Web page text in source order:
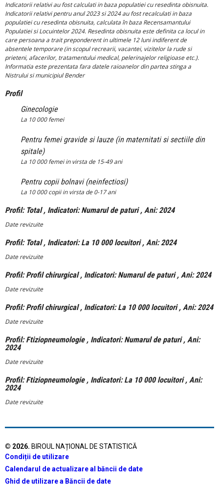
Indicatorii relativi au fost calculati in baza populatiei cu resedinta obisnuita.
Indicatorii relativi pentru anul 2023 si 2024 au fost recalculati in baza
populatiei cu resedinta obisnuita, calculata în baza Recensamantului
Populatiei si Locuintelor 2024. Resedinta obisnuita este definita ca locul in
care persoana a trait preponderent in ultimele 12 luni indiferent de
absentele temporare (in scopul recrearii, vacantei, vizitelor la rude si
prieteni, afacerilor, tratamentului medical, pelerinajelor religioase etc.).
Informatia este prezentata fara datele raioanelor din partea stinga a
Nistrului si municipiul Bender
Profil
Ginecologie
La 10 000 femei
Pentru femei gravide si lauze (in maternitati si sectiile din
spitale)
La 10 000 femei in virsta de 15-49 ani
Pentru copii bolnavi (neinfectiosi)
La 10 000 copii in virsta de 0-17 ani
Profil: Total , Indicatori: Numarul de paturi , Ani: 2024
Date revizuite
Profil: Total , Indicatori: La 10 000 locuitori , Ani: 2024
Date revizuite
Profil: Profil chirurgical , Indicatori: Numarul de paturi , Ani: 2024
Date revizuite
Profil: Profil chirurgical , Indicatori: La 10 000 locuitori , Ani: 2024
Date revizuite
Profil: Ftiziopneumologie , Indicatori: Numarul de paturi , Ani:
2024
Date revizuite
Profil: Ftiziopneumologie , Indicatori: La 10 000 locuitori , Ani:
2024
Date revizuite
© 2026. BIROUL NAȚIONAL DE STATISTICĂ
Condiții de utilizare
Calendarul de actualizare al băncii de date
Ghid de utilizare a Băncii de date